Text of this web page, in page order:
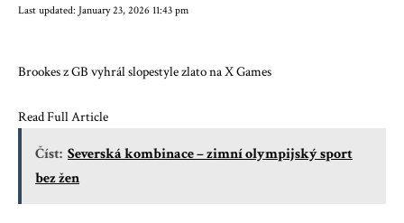
Last updated: January 23, 2026 11:43 pm
Brookes z GB vyhrál slopestyle zlato na X Games
Read Full Article
Číst: Severská kombinace – zimní olympijský sport
bez žen